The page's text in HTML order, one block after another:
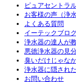
ピュアセントラ
お客様の声（浄
よくある質問
イーテックブロ
浄水器の達人が
悪徳浄水器の見
臭いだけじゃな
浄水器に隠され
お問い合わせ